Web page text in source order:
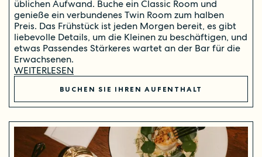
üblichen Aufwand. Buche ein Classic Room und
genieße ein verbundenes Twin Room zum halben
Preis. Das Frühstück ist jeden Morgen bereit, es gibt
liebevolle Details, um die Kleinen zu beschäftigen, und
etwas Passendes Stärkeres wartet an der Bar für die
Erwachsenen.
WEITERLESEN
BUCHEN SIE IHREN AUFENTHALT